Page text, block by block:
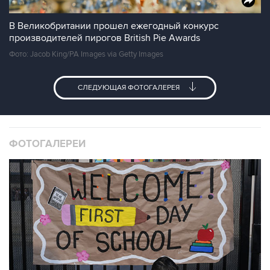
В Великобритании прошел ежегодный конкурс
производителей пирогов British Pie Awards
Фото: Jacob King/PA Images via Getty Images
СЛЕДУЮЩАЯ ФОТОГАЛЕРЕЯ
ФОТОГАЛЕРЕИ